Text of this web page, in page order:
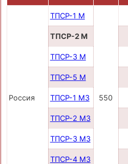
Россия
ТПСР-1 М
550
ТПСР-2 М
ТПСР-3 М
ТПСР-5 М
ТПСР-1 МЗ
ТПСР-2 МЗ
ТПСР-3 МЗ
ТПСР-4 МЗ